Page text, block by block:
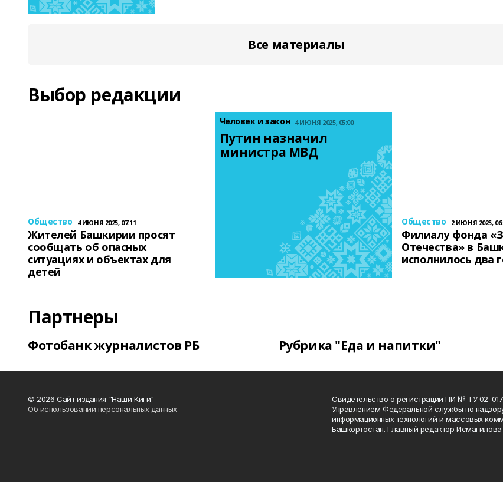
Все материалы
Выбор редакции
Общество 4 ИЮНЯ 2025, 07:11
Жителей Башкирии просят
сообщать об опасных
ситуациях и объектах для
детей
Человек и закон 4 ИЮНЯ 2025, 05:00
Путин назначил
министра МВД
Общество 2 ИЮНЯ 2025,
Филиалу фонда
Отечества» в
исполнилось два
Партнеры
Фотобанк журналистов РБ Рубрика "Еда и напитки"
© 2026 Сайт издания "Наши Киги"
Об использовании персональных данных
Свидетельство о регистрации ПИ № ТУ 02-
Управлением Федеральной службы по
информационных технологий и массовых
Башкортостан. Главный редактор